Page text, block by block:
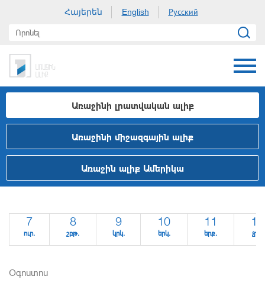
Հայերեն English Русский
Առաջինի լրատվական ալիք
Առաջինի միջազգային ալիք
Առաջին ալիք Ամերիկա
7
ուր.
8
շբթ.
9
կրկ.
10
երկ.
11
երք.
12
չրք.
Օգոստոս